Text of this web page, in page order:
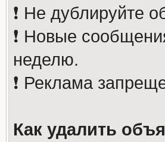
❗️ Не дублируйте
❗️ Новые
неделю.
❗️ Реклама
Как удалить